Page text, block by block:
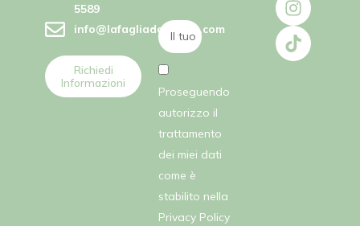
5589
info@lafagliadellefate.com
Richiedi
Informazioni
Proseguendo
autorizzo il
trattamento
dei miei dati
come è
stabilito nella
Privacy Policy